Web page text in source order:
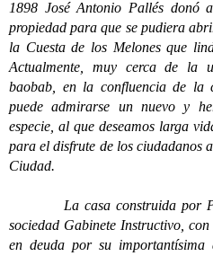
1898 José Antonio Pallés donó
propiedad para que se pudiera
la Cuesta de los Melones que
Actualmente, muy cerca de la
baobab, en la confluencia de la
puede admirarse un nuevo y
especie, al que deseamos larga
para el disfrute de los ciudadanos
Ciudad.
La casa construida por
sociedad Gabinete Instructivo,
en deuda por su